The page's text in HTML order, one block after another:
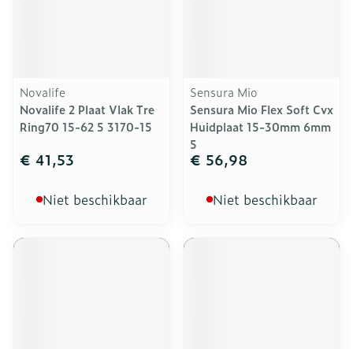
Novalife
Novalife 2 Plaat Vlak Tre
Ring70 15-62 5 3170-15
€ 41,53
Niet beschikbaar
Sensura Mio
Sensura Mio Flex Soft Cvx
Huidplaat 15-30mm 6mm
5
€ 56,98
Niet beschikbaar